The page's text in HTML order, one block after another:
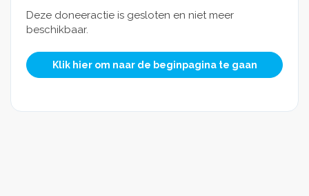
Deze doneeractie is gesloten en niet meer
beschikbaar.
Klik hier om naar de beginpagina te gaan